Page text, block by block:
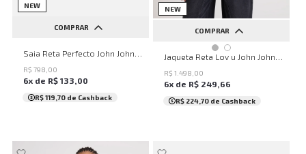
NEW
COMPRAR
34 36 38 40
42
44
R$ 798 00
6x de R$ 133,00
R$ 119,70 de Cashback
NEW
COMPRAR
PP P M G GG
R$ 1 498 00
6x de R$ 249,66
R$ 224,70 de Cashback